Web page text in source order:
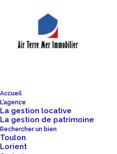
Accueil
L’agence
La gestion locative
La gestion de patrimoine
Rechercher un bien
Toulon
Lorient
Quelque chose d’énorme se